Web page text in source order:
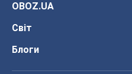
OBOZ.UA
Світ
Блоги